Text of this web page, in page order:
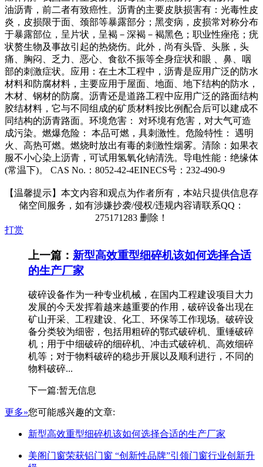
油沥青，前二者有致癌性。沥青的主要皮肤损害有：光毒性皮
炎，皮损限于面、颈部等暴露部分；黑变病，皮损常对称分布
于暴露部位，呈片状，呈褐－深褐－褐黑色；职业性痤疮；疣
状赘生物及事故引起的热烧伤。此外，尚有头昏、头胀，头
痛、胸闷、乏力、恶心、食欲不振等全身症状和眼 、鼻、咽
部的刺激症状。应用：在土木工程中，沥青是应用广泛的防水
材料和防腐材料，主要应用于屋面、地面、地下结构的防水，
木材、钢材的防腐。沥青还是道路工程中应用广泛的路面结构
胶结材料，它与不同组成的矿质材料按比例配合后可以建成不
同结构的沥青路面。环境危害： 对环境有危害，对大气可造
成污染。燃爆危险： 本品可燃，具刺激性。危险特性： 遇明
火、高热可燃。燃烧时放出有毒的刺激性烟雾。清除：如果衣
服不小心染上沥青，可试用氢氧化钠清洗。导电性能：绝缘体
(常温下)。 CAS No.：8052-42-4EINECS号：232-490-9
【温馨提示】本文内容和观点为作者所有，本站只提供信息存
储空间服务，如有涉嫌抄袭/侵权/违规内容请联系QQ：
275171283 删除！
打赏
上一篇： 新型高效重型细碎机该如何选择合适
的生产厂家
破碎设备作为一种专业机械，在国内工程建设项目大力
发展的今天发挥着越来越重要的作用，破碎设备出现在
矿山开采、工程建设、化工、环保等工作现场。破碎设
备分类较为细密，包括用粗碎的鄂式破碎机、重锤破碎
机；用于中细破碎的细碎机、冲击式破碎机、高效细碎
机等；对于物料破碎的稳步开展以及顺利进行，不同的
物料破碎...
下一篇:暂无信息
更多»您可能感兴趣的文章:
新型高效重型细碎机该如何选择合适的生产厂家
美阁门窗荣获铝门窗 “创新性品牌”引领门窗行业创新升